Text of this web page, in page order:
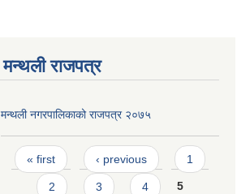
मन्थली राजपत्र
मन्थली नगरपालिकाको राजपत्र २०७५
Pages
« first ‹ previous 1
2 3 4 5